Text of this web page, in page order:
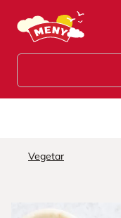
Hopp til hovedinnhold
Vegetar